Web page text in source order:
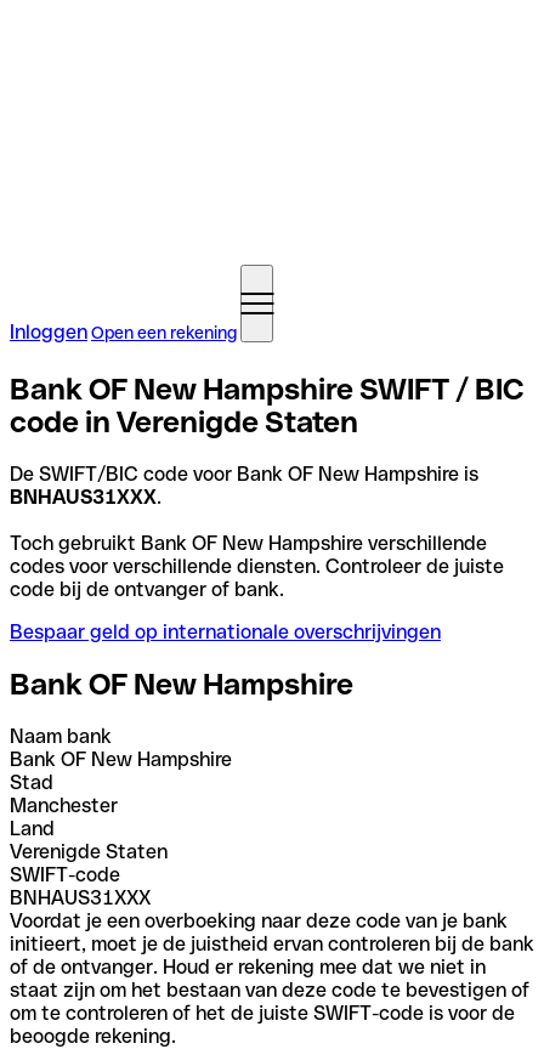
InloggenOpen een rekening
Bank OF New Hampshire SWIFT / BIC
code in Verenigde Staten
De SWIFT/BIC code voor Bank OF New Hampshire is
BNHAUS31XXX.
Toch gebruikt Bank OF New Hampshire verschillende
codes voor verschillende diensten. Controleer de juiste
code bij de ontvanger of bank.
Bespaar geld op internationale overschrijvingen
Bank OF New Hampshire
Naam bank
Bank OF New Hampshire
Stad
Manchester
Land
Verenigde Staten
SWIFT-code
BNHAUS31XXX
Voordat je een overboeking naar deze code van je bank
initieert, moet je de juistheid ervan controleren bij de bank
of de ontvanger. Houd er rekening mee dat we niet in
staat zijn om het bestaan van deze code te bevestigen of
om te controleren of het de juiste SWIFT-code is voor de
beoogde rekening.